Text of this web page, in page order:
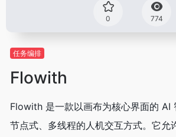
0 774
任务编排
Flowith
Flowith 是一款以画布为核心界面的 AI
节点式、多线程的人机交互方式。它允